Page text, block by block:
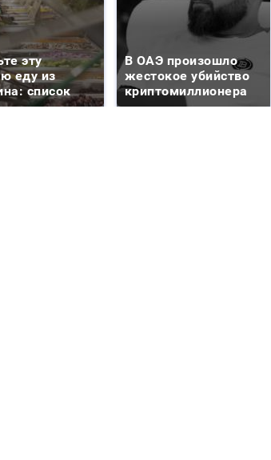
эту
еду из
список
В ОАЭ произошло
жестокое убийство
криптомиллионера